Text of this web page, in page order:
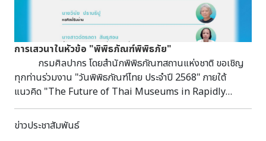
world affairs
การเสวนาในหัวข้อ "พิพิธภัณฑ์พิพิธภัย"
กรมศิลปากร โดยสำนักพิพิธภัณฑสถานแห่งชาติ ขอเชิญ
ทุกท่านร่วมงาน "วันพิพิธภัณฑ์ไทย ประจำปี 2568" ภายใต้
แนวคิด "The Future of Thai Museums in Rapidly
Changing Communities: อนาคตของพิพิธภัณฑ์ไทยกับการ
เปลี่ยนแปลงของสังคมอย่างรวดเร็ว" ในวันศุกร์ที่ 5 กันยายน
ข่าวประชาสัมพันธ์